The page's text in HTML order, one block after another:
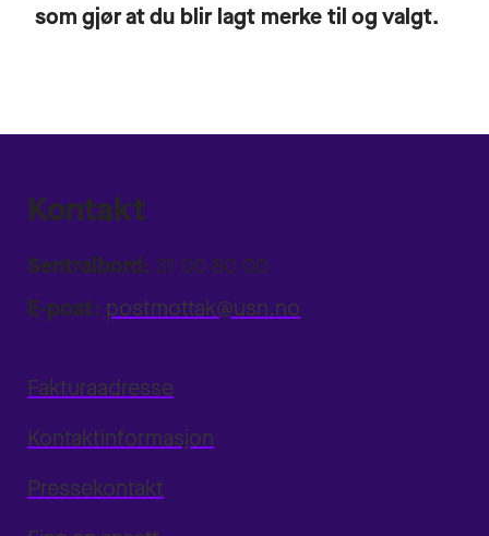
som gjør at du blir lagt merke til og valgt.
Kontakt
Sentralbord: 31 00 80 00
E-post: postmottak@usn.no
Fakturaadresse
Kontaktinformasjon
Pressekontakt